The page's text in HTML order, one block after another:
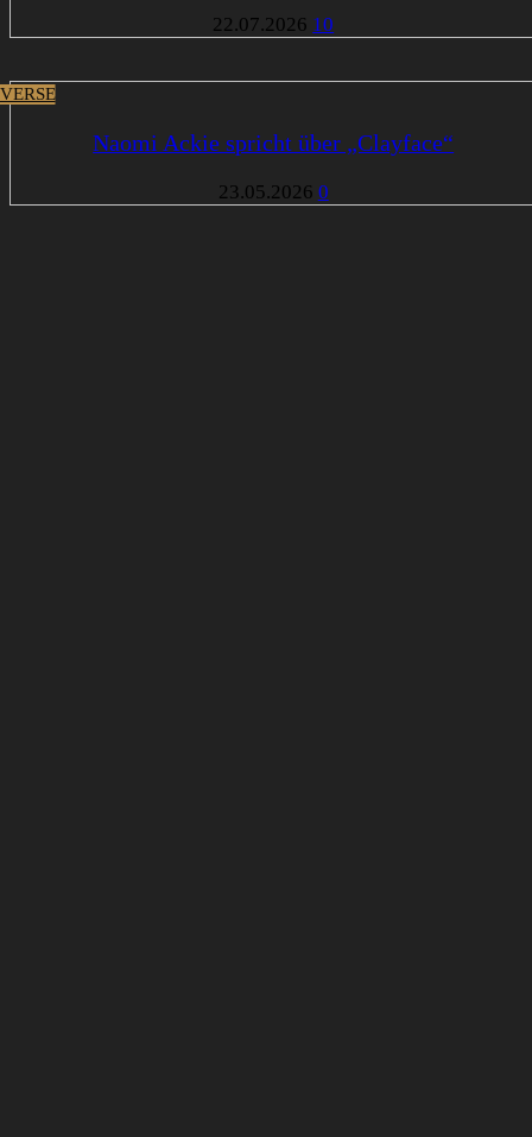
22.07.2026 10
Naomi Ackie spricht über „Clayface“
23.05.2026 0